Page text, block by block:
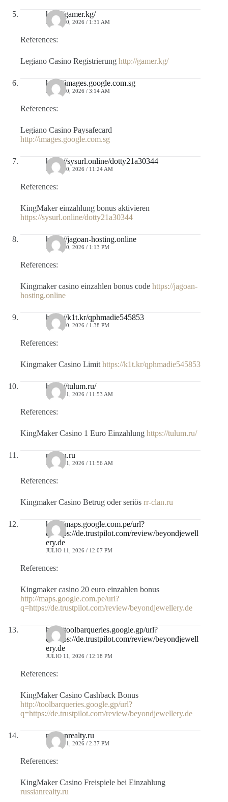
http://gamer.kg/
JULIO 10, 2026 / 1:31 AM
References:
Legiano Casino Registrierung http://gamer.kg/
http://images.google.com.sg
JULIO 10, 2026 / 3:14 AM
References:
Legiano Casino Paysafecard
http://images.google.com.sg
https://sysurl.online/dotty21a30344
JULIO 10, 2026 / 11:24 AM
References:
KingMaker einzahlung bonus aktivieren
https://sysurl.online/dotty21a30344
https://jagoan-hosting.online
JULIO 10, 2026 / 1:13 PM
References:
Kingmaker casino einzahlen bonus code https://jagoan-
hosting.online
https://k1t.kr/qphmadie545853
JULIO 10, 2026 / 1:38 PM
References:
Kingmaker Casino Limit https://k1t.kr/qphmadie545853
https://tulum.ru/
JULIO 11, 2026 / 11:53 AM
References:
KingMaker Casino 1 Euro Einzahlung https://tulum.ru/
rr-clan.ru
JULIO 11, 2026 / 11:56 AM
References:
Kingmaker Casino Betrug oder seriös rr-clan.ru
http://maps.google.com.pe/url?
q=https://de.trustpilot.com/review/beyondjewell
ery.de
JULIO 11, 2026 / 12:07 PM
References:
Kingmaker casino 20 euro einzahlen bonus
http://maps.google.com.pe/url?
q=https://de.trustpilot.com/review/beyondjewellery.de
http://toolbarqueries.google.gp/url?
q=https://de.trustpilot.com/review/beyondjewell
ery.de
JULIO 11, 2026 / 12:18 PM
References:
KingMaker Casino Cashback Bonus
http://toolbarqueries.google.gp/url?
q=https://de.trustpilot.com/review/beyondjewellery.de
russianrealty.ru
JULIO 11, 2026 / 2:37 PM
References:
KingMaker Casino Freispiele bei Einzahlung
russianrealty.ru